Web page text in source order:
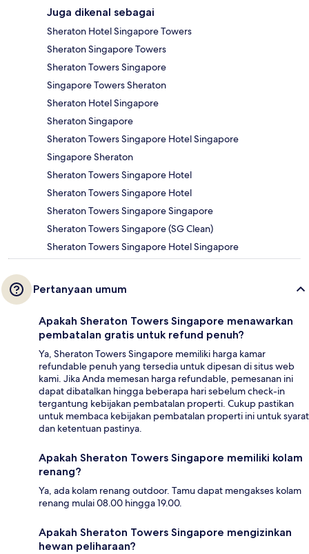
Juga dikenal sebagai
Sheraton Hotel Singapore Towers
Sheraton Singapore Towers
Sheraton Towers Singapore
Singapore Towers Sheraton
Sheraton Hotel Singapore
Sheraton Singapore
Sheraton Towers Singapore Hotel Singapore
Singapore Sheraton
Sheraton Towers Singapore Hotel
Sheraton Towers Singapore Hotel
Sheraton Towers Singapore Singapore
Sheraton Towers Singapore (SG Clean)
Sheraton Towers Singapore Hotel Singapore
Pertanyaan umum
Apakah Sheraton Towers Singapore menawarkan
pembatalan gratis untuk refund penuh?
Ya, Sheraton Towers Singapore memiliki harga kamar
refundable penuh yang tersedia untuk dipesan di situs web
kami. Jika Anda memesan harga refundable, pemesanan ini
dapat dibatalkan hingga beberapa hari sebelum check-in
tergantung kebijakan pembatalan properti. Cukup pastikan
untuk membaca kebijakan pembatalan properti ini untuk syarat
dan ketentuan pastinya.
Apakah Sheraton Towers Singapore memiliki kolam
renang?
Ya, ada kolam renang outdoor. Tamu dapat mengakses kolam
renang mulai 08.00 hingga 19.00.
Apakah Sheraton Towers Singapore mengizinkan
hewan peliharaan?